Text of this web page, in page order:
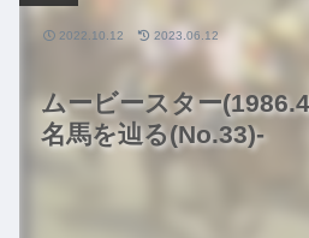
ムービースター
名馬を辿る(No.33)-
2022.10.12 2023.06.12